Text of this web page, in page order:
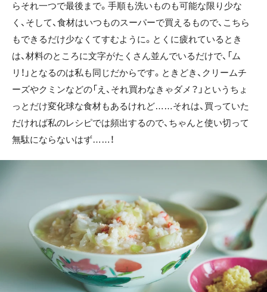
らそれ一つで最後まで。手順も洗いものも可能な限り少な
く、そして、食材はいつものスーパーで買えるもので、こちら
もできるだけ少なくてすむように。とくに疲れているとき
は、材料のところに文字がたくさん並んでいるだけで、「ム
リ！」となるのは私も同じだからです。ときどき、クリームチ
ーズやクミンなどの「え、それ買わなきゃダメ？」というちょ
っとだけ変化球な食材もあるけれど……それは、買っていた
だければ私のレシピでは頻出するので、ちゃんと使い切って
無駄にならないはず……！